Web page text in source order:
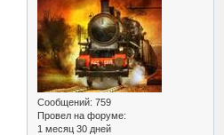
Сообщений: 759
Провел на форуме:
1 месяц 30 дней